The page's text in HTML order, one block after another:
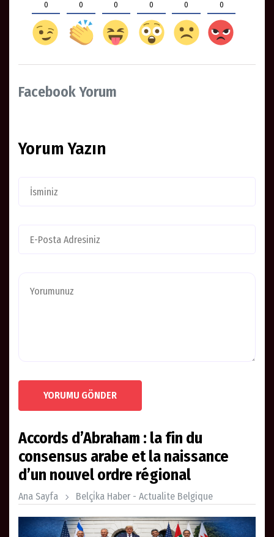
0 0 0 0 0 0
Facebook Yorum
Yorum Yazın
YORUMU GÖNDER
Accords d’Abraham : la fin du
consensus arabe et la naissance
d’un nouvel ordre régional
Ana Sayfa Belçi̇ka Haber - Actualite Belgique